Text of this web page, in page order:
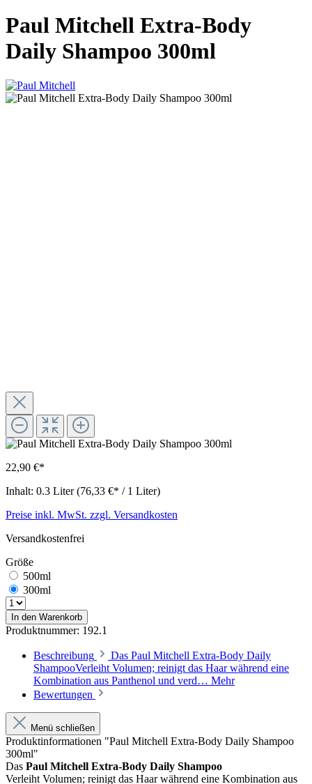
Paul Mitchell Extra-Body
Daily Shampoo 300ml
22,90 €*
Inhalt: 0.3 Liter(76,33 €* / 1 Liter)
Preise inkl. MwSt. zzgl. Versandkosten
Versandkostenfrei
Größe
500ml
300ml
In den Warenkorb
Produktnummer: 192.1
Beschreibung
Das Paul Mitchell Extra-Body Daily
ShampooVerleiht Volumen; reinigt das Haar während eine
Kombination aus Panthenol und verd… Mehr
Bewertungen
Menü schließen
Produktinformationen "Paul Mitchell Extra-Body Daily Shampoo
300ml"
Das Paul Mitchell Extra-Body Daily Shampoo
Verleiht Volumen; reinigt das Haar während eine Kombination aus